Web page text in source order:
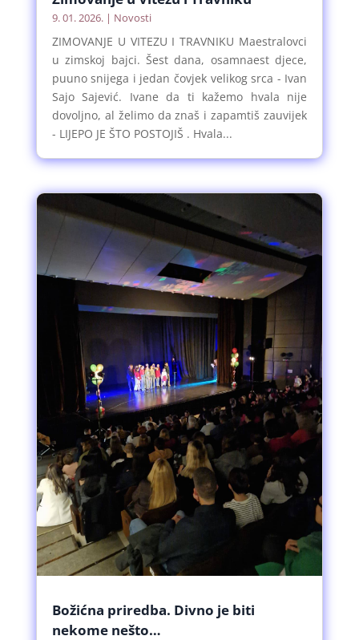
9. 01. 2026.| Novosti
ZIMOVANJE U VITEZU I TRAVNIKU Maestralovci
u zimskoj bajci. Šest dana, osamnaest djece,
puuno snijega i jedan čovjek velikog srca - Ivan
Sajo Sajević. Ivane da ti kažemo hvala nije
dovoljno, al želimo da znaš i zapamtiš zauvijek
- LIJEPO JE ŠTO POSTOJIŠ . Hvala...
Božićna priredba. Divno je biti
nekome nešto…